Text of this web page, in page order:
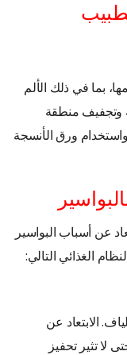
بما في ذلك الألم
وتجفيف منطقة
ورق الأنسجة
عن أسباب البواسير
الغذائي التالي:
الابتعاد عن
لا تثير تحفيز